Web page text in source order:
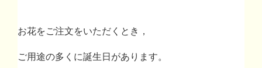
お花をご注文をいただくとき，
ご用途の多くに誕生日があります。